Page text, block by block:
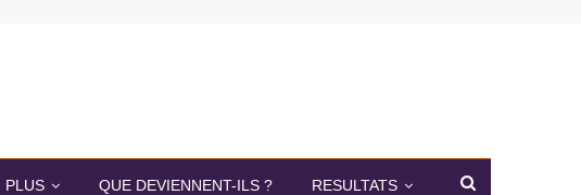
PLUS QUE DEVIENNENT-ILS ? RESULTATS